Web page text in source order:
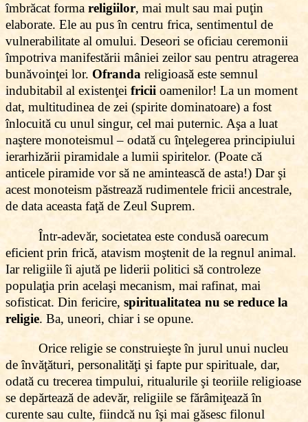
îmbrăcat formareligiilor, mai mult sau mai puţin
elaborate. Ele au pus în centru frica, sentimentul de
vulnerabilitate al omului. Deseori se oficiau ceremonii
împotriva manifestării mâniei zeilor sau pentru atragerea
bunăvoinţei lor. Ofranda religioasă este semnul
indubitabil al existenţei fricii oamenilor! La un moment
dat, multitudinea de zei (spirite dominatoare) a fost
înlocuită cu unul singur, cel mai puternic. Aşa a luat
naştere monoteismul – odată cu înţelegerea principiului
ierarhizării piramidale a lumii spiritelor. (Poate că
anticele piramide vor să ne amintească de asta!) Dar şi
acest monoteism păstrează rudimentele fricii ancestrale,
de data aceasta faţă de Zeul Suprem.
Într-adevăr, societatea este condusă oarecum
eficient prin frică, atavism moştenit de la regnul animal.
Iar religiile îi ajută pe liderii politici să controleze
populaţia prin acelaşi mecanism, mai rafinat, mai
sofisticat. Din fericire, spiritualitatea nu se reduce la
religie. Ba, uneori, chiar i se opune.
Orice religie se construieşte în jurul unui nucleu
de învăţături, personalităţi şi fapte pur spirituale, dar,
odată cu trecerea timpului, ritualurile şi teoriile religioase
se depărtează de adevăr, religiile se fărâmiţează în
curente sau culte, fiindcă nu îşi mai găsesc filonul